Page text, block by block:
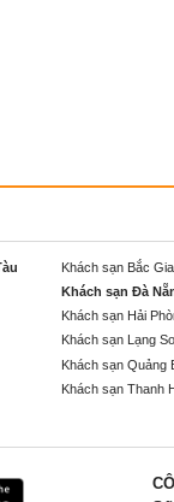
Khách sạn Bắc
Khách sạn Đà
Khách sạn Hải
Khách sạn Lạng
Khách sạn Quảng
Khách sạn Thanh